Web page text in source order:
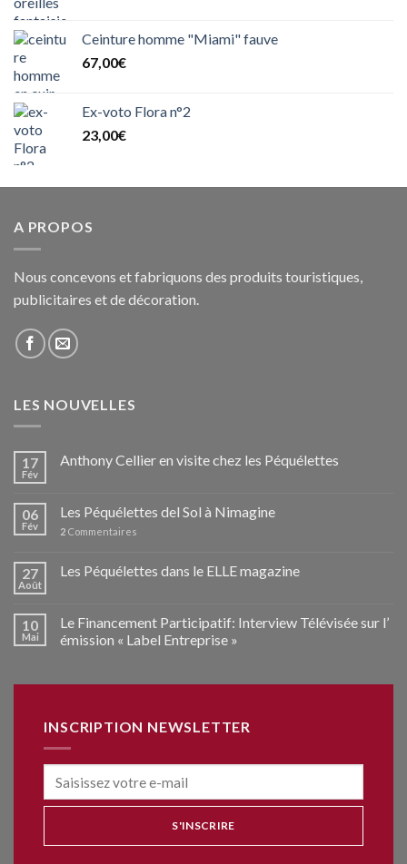
Ceinture homme "Miami" fauve
67,00€
Ex-voto Flora n°2
23,00€
A PROPOS
Nous concevons et fabriquons des produits touristiques,
publicitaires et de décoration.
LES NOUVELLES
17
Fév
Anthony Cellier en visite chez les Péquélettes
06
Fév
Les Péquélettes del Sol à Nimagine
2 Commentaires
27
Août
Les Péquélettes dans le ELLE magazine
10
Mai
Le Financement Participatif: Interview Télévisée sur l’
émission « Label Entreprise »
INSCRIPTION NEWSLETTER